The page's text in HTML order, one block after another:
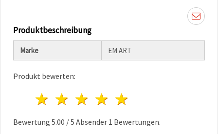
Einwilligung
können Sie
jederzeit
ändern
Impressum
Datenschutzerklärung
Alle
Produktbeschreibung
Marke EM ART
Produkt bewerten:
4 Sterne
3 Sterne
2 Sterne
1 Stern
Bewertung 5.00 /5 Absender 1 Bewertungen.